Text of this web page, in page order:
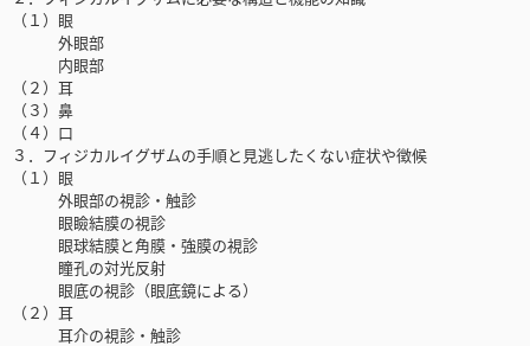
（１）眼
外眼部
内眼部
（２）耳
（３）鼻
（４）口
３．フィジカルイグザムの手順と見逃したくない症状や徴候
（１）眼
外眼部の視診・触診
眼瞼結膜の視診
眼球結膜と角膜・強膜の視診
瞳孔の対光反射
眼底の視診（眼底鏡による）
（２）耳
耳介の視診・触診